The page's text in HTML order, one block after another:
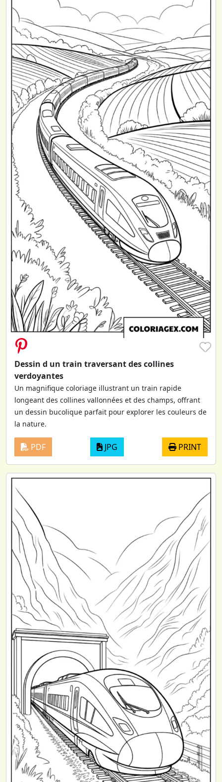
♥
Dessin d un train traversant des collines
verdoyantes
Un magnifique coloriage illustrant un train rapide
longeant des collines vallonnées et des champs, offrant
un dessin bucolique parfait pour explorer les couleurs de
la nature.
PDF JPG PRINT